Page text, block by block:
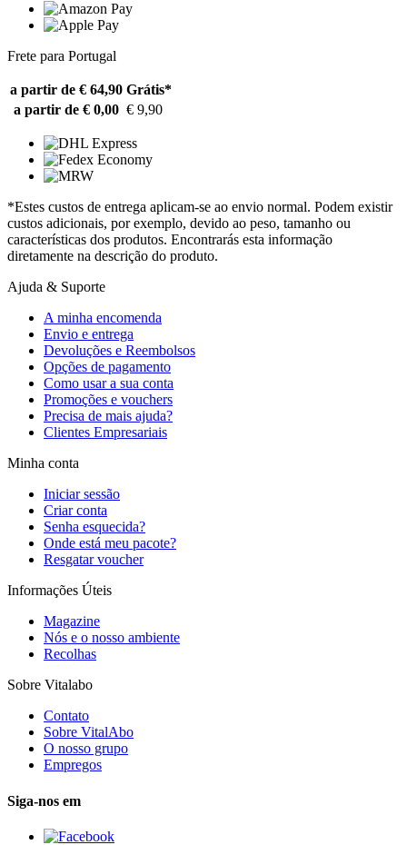
Frete para Portugal
a partir de € 64,90 Grátis*
a partir de € 0,00 € 9,90
*Estes custos de entrega aplicam-se ao envio normal. Podem existir
custos adicionais, por exemplo, devido ao peso, tamanho ou
características dos produtos. Encontrarás esta informação
diretamente na descrição do produto.
Ajuda & Suporte
A minha encomenda
Envio e entrega
Devoluções e Reembolsos
Opções de pagamento
Como usar a sua conta
Promoções e vouchers
Precisa de mais ajuda?
Clientes Empresariais
Minha conta
Iniciar sessão
Criar conta
Senha esquecida?
Onde está meu pacote?
Resgatar voucher
Informações Úteis
Magazine
Nós e o nosso ambiente
Recolhas
Sobre Vitalabo
Contato
Sobre VitalAbo
O nosso grupo
Empregos
Siga-nos em